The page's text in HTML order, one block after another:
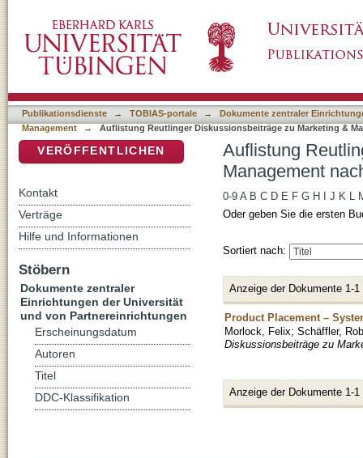
Felix"
Publikationsdienste → TOBIAS-portale →
Dokumente zentraler
Management
→ Auflistung Reutlinger Diskussionsbeiträge zu Marketing &
Auflistung
Management
0-9 A B C D E F G H J K L
Oder geben Sie die ersten
Sortiert nach:
Anzeige der Dokumente 1-1
Product Placement –
Morlock, Felix; Schäffler,
Diskussionsbeiträge zu
Anzeige der Dokumente 1-1
VERÖFFENTLICHEN
Kontakt
Verträge
Hilfe und Informationen
Stöbern
Dokumente zentraler
Einrichtungen der Universität
und von Partnereinrichtungen
Erscheinungsdatum
Autoren
Titel
DDC-Klassifikation